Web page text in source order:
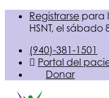
Registrarse para
HSNT, el sábado
(940)-381-1501
Portal del
Donar